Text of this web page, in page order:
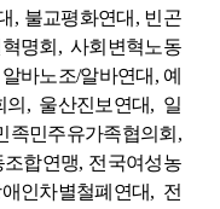
, 불교평화연대 , 빈곤
명회 , 사회변혁노동
알바노조/알바연대 , 예
의 , 울산진보연대, 일
족민주유가족협의회 ,
합연맹, 전국여성농
인차별철폐연대, 전